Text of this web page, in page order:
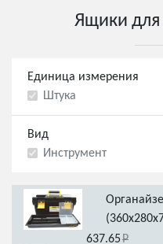
Ящики для
Единица измерения
Штука
Вид
Инструмент
637.65